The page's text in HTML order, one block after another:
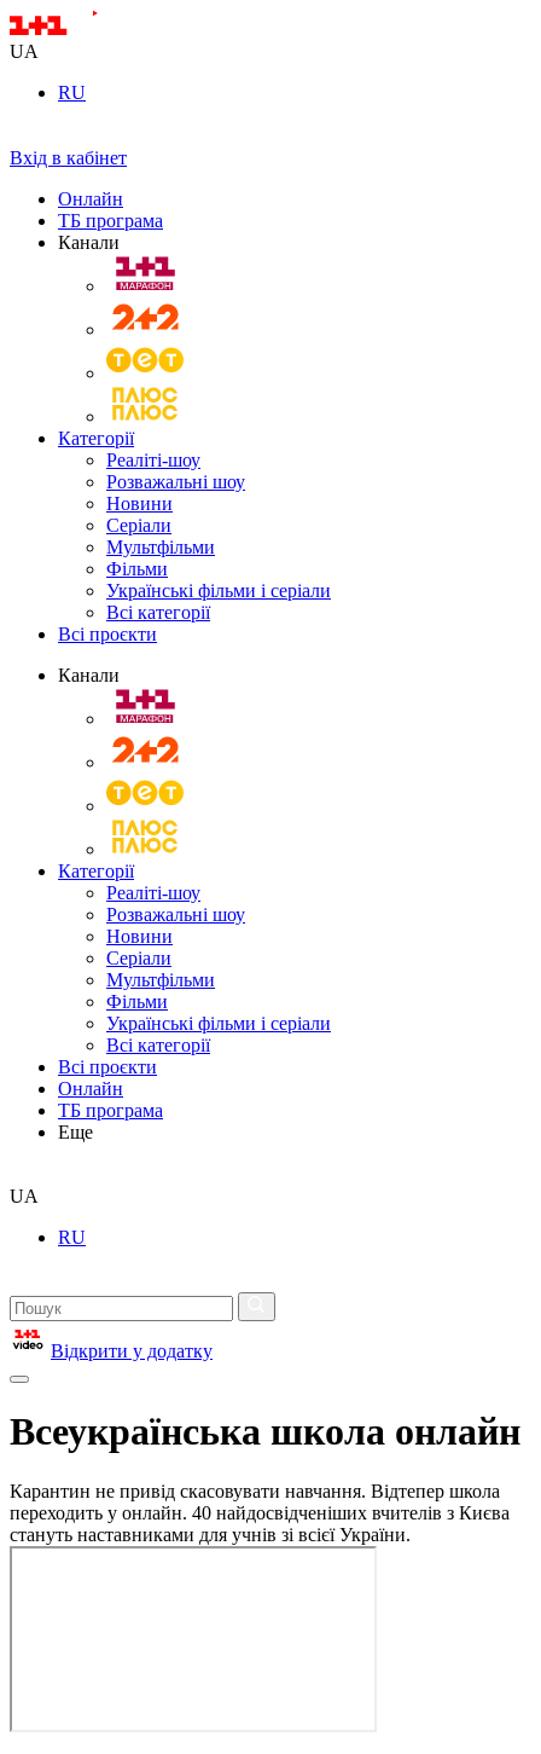
UA
RU
Вхід в кабінет
Онлайн
ТБ програма
Канали
Категорії
Реаліті-шоу
Розважальні шоу
Новини
Серіали
Мультфільми
Фільми
Українські фільми і серіали
Всі категорії
Всі проєкти
Канали
Категорії
Реаліті-шоу
Розважальні шоу
Новини
Серіали
Мультфільми
Фільми
Українські фільми і серіали
Всі категорії
Всі проєкти
Онлайн
ТБ програма
Еще
UA
RU
Відкрити у додатку
Всеукраїнська школа онлайн
Карантин не привід скасовувати навчання. Відтепер школа
переходить у онлайн. 40 найдосвідченіших вчителів з Києва
стануть наставниками для учнів зі всієї України.